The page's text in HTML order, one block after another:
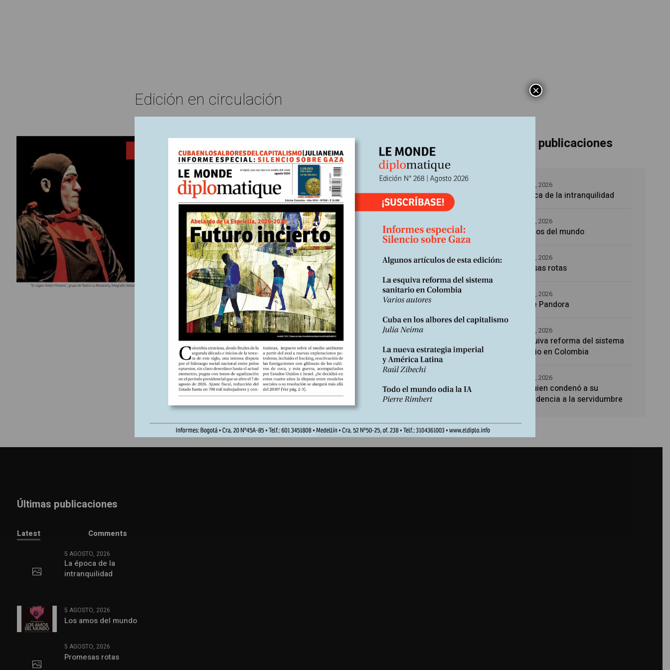
6 julio, 2024 Escrito por: Benoît Coquard y Clara Deville En Edición Nº245
Un Estado ausente en el campo y la ciudad
Estado, derecha,
Últimas publicaciones
La época de la intranquilidad
5 agosto, 2026
Los amos del mundo
5 agosto, 2026
Promesas rotas
5 agosto, 2026
Caja de Pandora
4 agosto, 2026
La esquiva reforma del sistema
sanitario en Colombia
4 agosto, 2026
Noé, quien condenó a su
descendencia a la servidumbre
4 agosto, 2026
Últimas publicaciones
Latest Comments
5 AGOSTO, 2026
La época de la
intranquilidad
5 AGOSTO, 2026
Los amos del mundo
5 AGOSTO, 2026
Promesas rotas
Edición en circulación ×